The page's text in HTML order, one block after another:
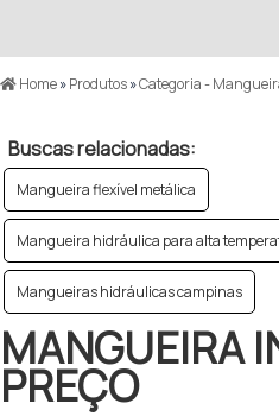
Home»Produtos»Categoria -
Buscas relacionadas:
Mangueira flexível metálica
Mangueira hidráulica para alta
Mangueiras hidráulicas campinas
MANGUEIRA
PREÇO